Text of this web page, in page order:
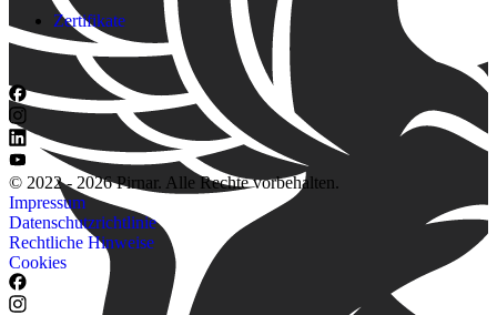
Zertifikate
© 2022 - 2026 Pirnar. Alle Rechte vorbehalten.
Impressum
Datenschutzrichtlinie
Rechtliche Hinweise
Cookies